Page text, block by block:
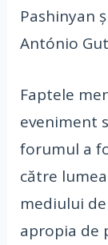
Pashinyan
António
Faptele
eveniment
forumul a
către
mediului
apropia de